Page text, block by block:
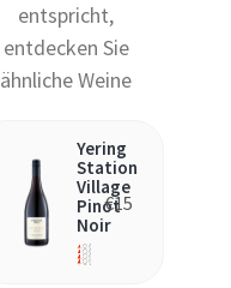
entspricht,
entdecken Sie
ähnliche Weine
Yering
Station
Village
Pinot
Noir
€15